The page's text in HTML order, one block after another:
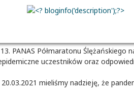
godz. min.
ZAPISZ SIĘ
PANAS Półmaratonu Ślężańskiego
uczestników oraz
mieliśmy nadzieję, że